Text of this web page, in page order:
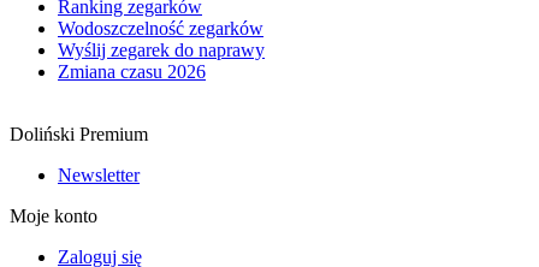
Ranking zegarków
Wodoszczelność zegarków
Wyślij zegarek do naprawy
Zmiana czasu 2026
Doliński Premium
Newsletter
Moje konto
Zaloguj się